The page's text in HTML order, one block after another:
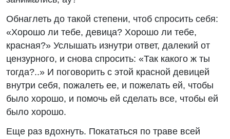
Обнаглеть до такой степени, чтоб спросить себя:
«Хорошо ли тебе, девица? Хорошо ли тебе,
красная?» Услышать изнутри ответ, далекий от
цензурного, и снова спросить: «Так какого ж ты
тогда?..» И поговорить с этой красной девицей
внутри себя, пожалеть ее, и пожелать ей, чтобы
было хорошо, и помочь ей сделать все, чтобы ей
было хорошо.
Еще раз вдохнуть. Покататься по траве всей